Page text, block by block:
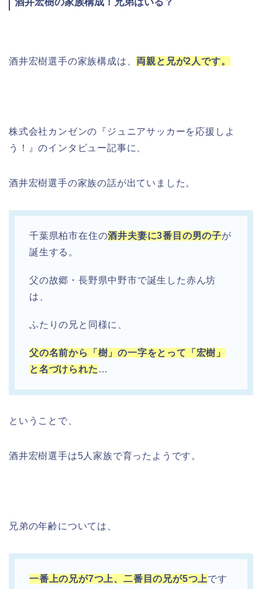
酒井宏樹選手の家族構成は、 両親と兄が2人です。
株式会社カンゼンの『ジュニアサッカーを応援しよ
う！』のインタビュー記事に、
酒井宏樹選手の家族の話が出ていました。
千葉県柏市在住の酒井夫妻に3番目の男の子が
誕生する。
父の故郷・長野県中野市で誕生した赤ん坊
は、
ふたりの兄と同様に、
父の名前から「樹」の一字をとって「宏樹」
と名づけられた …
ということで、
酒井宏樹選手は5人家族で育ったようです。
兄弟の年齢については、
一番上の兄が7つ上、二番目の兄が5つ上です